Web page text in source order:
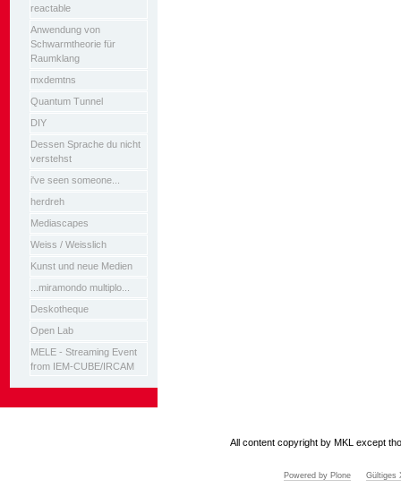
reactable
Anwendung von
Schwarmtheorie für
Raumklang
mxdemtns
Quantum Tunnel
DIY
Dessen Sprache du nicht
verstehst
i've seen someone...
herdreh
Mediascapes
Weiss / Weisslich
Kunst und neue Medien
...miramondo multiplo...
Deskotheque
Open Lab
MELE - Streaming Event
from IEM-CUBE/IRCAM
All content copyright by MKL except
Powered by Plone Gültiges